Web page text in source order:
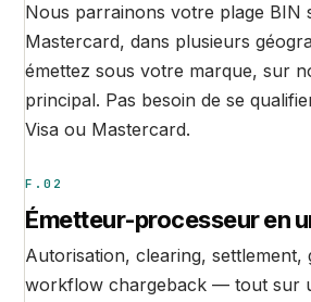
Nous parrainons votre plage BIN
Mastercard, dans plusieurs
émettez sous votre marque, sur
principal. Pas besoin de se
Visa ou Mastercard.
F.02
Émetteur-processeur en
Autorisation, clearing, settlement,
workflow chargeback — tout sur